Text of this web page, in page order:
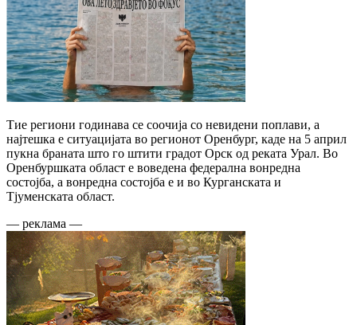
Тие региони годинава се соочија со невидени поплави, а
најтешка е ситуацијата во регионот Оренбург, каде на 5 април
пукна браната што го штити градот Орск од реката Урал. Во
Оренбуршката област е воведена федерална вонредна
состојба, а вонредна состојба е и во Курганската и
Тјуменската област.
— реклама —